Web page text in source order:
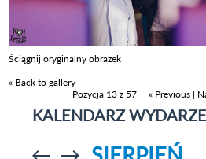
Ściągnij oryginalny obrazek
« Back to gallery
Pozycja 13 z 57
« Previous |
KALENDARZ
Przejdź doPrzejdź do